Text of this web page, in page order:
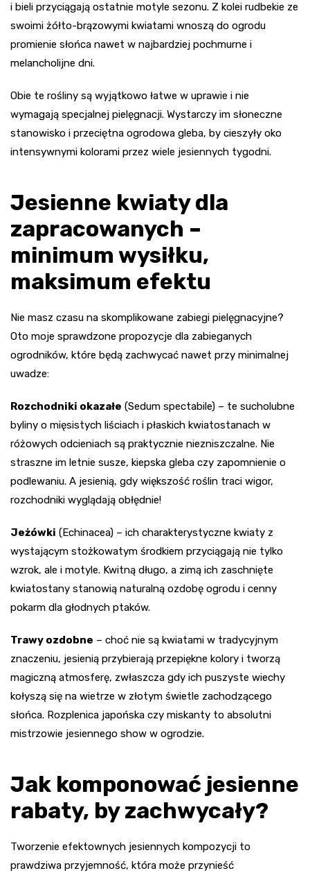
i bieli przyciągają ostatnie motyle sezonu. Z kolei rudbekie ze
swoimi żółto-brązowymi kwiatami wnoszą do ogrodu
promienie słońca nawet w najbardziej pochmurne i
melancholijne dni.
Obie te rośliny są wyjątkowo łatwe w uprawie i nie
wymagają specjalnej pielęgnacji. Wystarczy im słoneczne
stanowisko i przeciętna ogrodowa gleba, by cieszyły oko
intensywnymi kolorami przez wiele jesiennych tygodni.
Jesienne kwiaty dla
zapracowanych –
minimum wysiłku,
maksimum efektu
Nie masz czasu na skomplikowane zabiegi pielęgnacyjne?
Oto moje sprawdzone propozycje dla zabieganych
ogrodników, które będą zachwycać nawet przy minimalnej
uwadze:
Rozchodniki okazałe (Sedum spectabile) – te sucholubne
byliny o mięsistych liściach i płaskich kwiatostanach w
różowych odcieniach są praktycznie niezniszczalne. Nie
straszne im letnie susze, kiepska gleba czy zapomnienie o
podlewaniu. A jesienią, gdy większość roślin traci wigor,
rozchodniki wyglądają obłędnie!
Jeżówki (Echinacea) – ich charakterystyczne kwiaty z
wystającym stożkowatym środkiem przyciągają nie tylko
wzrok, ale i motyle. Kwitną długo, a zimą ich zaschnięte
kwiatostany stanowią naturalną ozdobę ogrodu i cenny
pokarm dla głodnych ptaków.
Trawy ozdobne – choć nie są kwiatami w tradycyjnym
znaczeniu, jesienią przybierają przepiękne kolory i tworzą
magiczną atmosferę, zwłaszcza gdy ich puszyste wiechy
kołyszą się na wietrze w złotym świetle zachodzącego
słońca. Rozplenica japońska czy miskanty to absolutni
mistrzowie jesiennego show w ogrodzie.
Jak komponować jesienne
rabaty, by zachwycały?
Tworzenie efektownych jesiennych kompozycji to
prawdziwa przyjemność, która może przynieść